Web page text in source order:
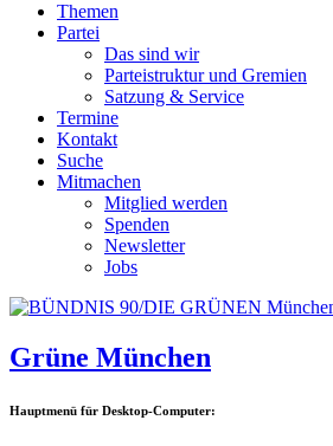
Themen
Partei
Das sind wir
Parteistruktur und Gremien
Satzung & Service
Termine
Kontakt
Suche
Mitmachen
Mitglied werden
Spenden
Newsletter
Jobs
Grüne München
Hauptmenü für Desktop-Computer: